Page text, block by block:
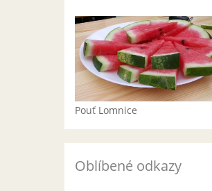
Pouť Lomnice
Oblíbené odkazy